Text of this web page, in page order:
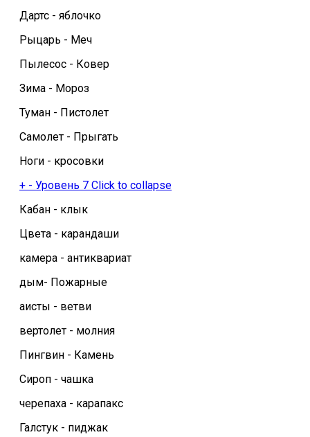
Дартс - яблочко
Рыцарь - Меч
Пылесос - Ковер
Зима - Мороз
Туман - Пистолет
Самолет - Прыгать
Ноги - кросовки
+ - Уровень 7 Click to collapse
Кабан - клык
Цвета - карандаши
камера - антиквариат
дым- Пожарные
аисты - ветви
вертолет - молния
Пингвин - Камень
Сироп - чашка
черепаха - карапакс
Галстук - пиджак